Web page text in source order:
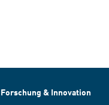
Forschung & Innovation